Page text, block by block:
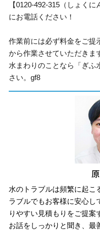
【0120-492-315（しょく
にお電話ください！
作業前には必ず料金をご提
から作業させていただきま
水まわりのことなら「ぎふ
さい。gf8
水のトラブルは頻繁に起こ
ラブルでもお客様に安心し
りやすい見積もりをご提
お話をしっかりと聞き、最